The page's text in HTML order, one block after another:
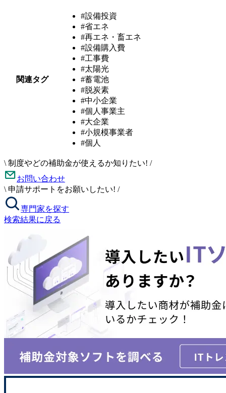
関連タグ
#設備投資
#省エネ
#再エネ・畜エネ
#設備購入費
#工事費
#太陽光
#蓄電池
#脱炭素
#中小企業
#個人事業主
#大企業
#小規模事業者
#個人
\ 制度やどの補助金が使えるか知りたい! /
お問い合わせ
\ 申請サポートをお願いしたい! /
専門家を探す
検索結果に戻る